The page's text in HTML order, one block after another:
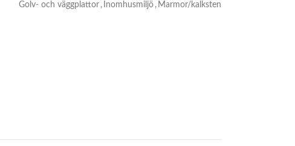
Golv- och väggplattor , Inomhusmiljö , Marmor/kalksten